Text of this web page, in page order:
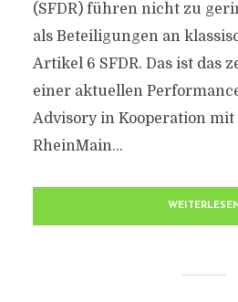
(SFDR) führen nicht zu
als Beteiligungen an
Artikel 6 SFDR. Das ist das
einer aktuellen
Advisory in Kooperation
RheinMain...